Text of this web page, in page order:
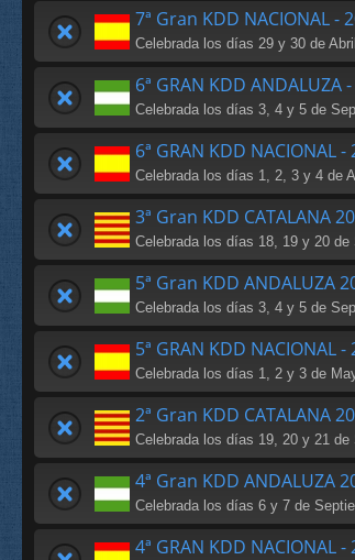
7ª Gran KDD NACIONAL -
Celebrada los días 29 y 30 de
6ª GRAN KDD ANDALUZA
Celebrada los días 3, 4 y 5 de
6ª GRAN KDD NACIONAL -
Celebrada los días 1, 2, 3 y 4 de
3ª Gran KDD CATALANA
Celebrada los días 18, 19 y 20 de
5ª Gran KDD ANDALUZA
Celebrada los días 3, 4 y 5 de
5ª GRAN KDD NACIONAL -
Celebrada los días 1, 2 y 3 de
2ª Gran KDD CATALANA
Celebrada los días 19, 20 y 21
4ª Gran KDD ANDALUZA
Celebrada los días 6 y 7 de
4ª GRAN KDD NACIONAL -